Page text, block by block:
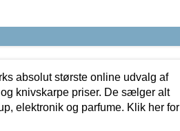
absolut største online udvalg af
knivskarpe priser. De sælger alt
elektronik og parfume. Klik her for